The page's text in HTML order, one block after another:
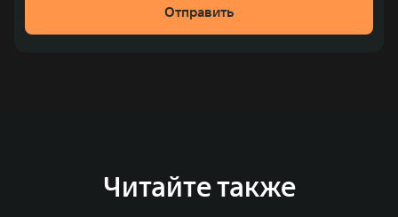
место по объёмам продаж пикапов в Китае. На
зарубежных – в России, Таиланде, Бразилии и Индии, а
Отправить
Читайте также